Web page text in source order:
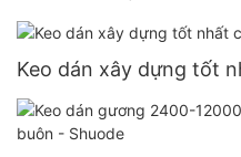
Keo dán xây dựng tốt